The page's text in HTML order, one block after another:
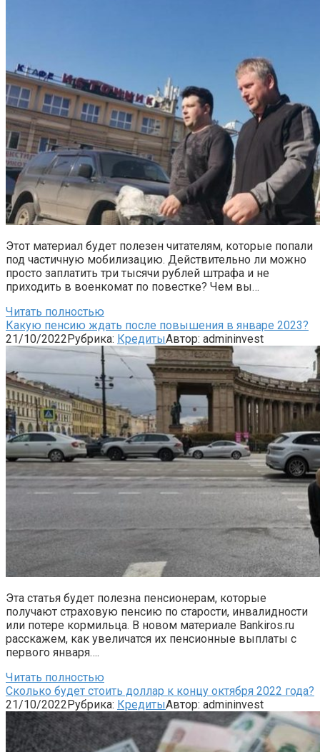
Этот материал будет полезен читателям, которые попали
под частичную мобилизацию. Действительно ли можно
просто заплатить три тысячи рублей штрафа и не
приходить в военкомат по повестке? Чем вы…
Читать полностью
Какую пенсию ждать после повышения в январе 2023?
21/10/2022Рубрика: КредитыАвтор: admininvest
Эта статья будет полезна пенсионерам, которые
получают страховую пенсию по старости, инвалидности
или потере кормильца. В новом материале Bankiros.ru
расскажем, как увеличатся их пенсионные выплаты с
первого января….
Читать полностью
Сколько будет стоить доллар к концу октября 2022 года?
21/10/2022Рубрика: КредитыАвтор: admininvest